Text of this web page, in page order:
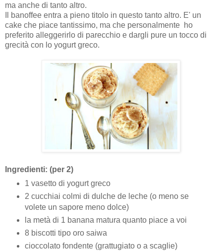
ma anche di tanto altro.
Il banoffee entra a pieno titolo in questo tanto altro. E' un
cake che piace tantissimo, ma che personalmente ho
preferito alleggerirlo di parecchio e dargli pure un tocco di
grecità con lo yogurt greco.
Ingredienti: (per 2)
1 vasetto di yogurt greco
2 cucchiai colmi di dulche de leche (o meno se
volete un sapore meno dolce)
la metà di 1 banana matura quanto piace a voi
8 biscotti tipo oro saiwa
cioccolato fondente (grattugiato o a scaglie)